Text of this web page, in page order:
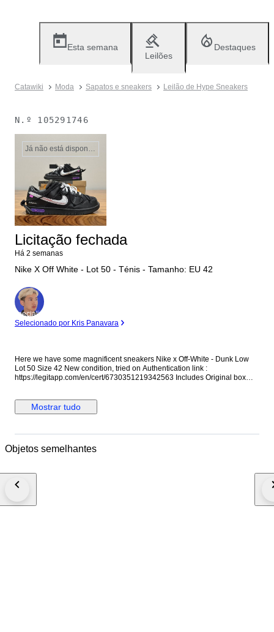
Esta semana
Leilões
Destaques
Catawiki Moda Sapatos e sneakers Leilão de Hype Sneakers
N.º 105291746
Já não está disponível
Licitação fechada
Há 2 semanas
Nike X Off White - Lot 50 - Ténis - Tamanho: EU 42
Especialista
Selecionado por Kris Panavara
Here we have some magnificent sneakers Nike x Off-White - Dunk Low
Lot 50 Size 42 New condition, tried on Authentication link :
https://legitapp.com/en/cert/6730351219342563 Includes Original box
Mostrar tudo
Objetos semelhantes